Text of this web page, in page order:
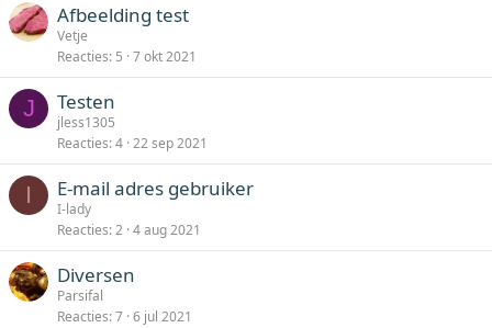
Afbeelding test
Vetje
Reacties 5 7 okt 2021
J Testen
jless1305
Reacties 4 22 sep 2021
I E-mail adres gebruiker
I-lady
Reacties 2 4 aug 2021
Diversen
Parsifal
Reacties 7 6 jul 2021